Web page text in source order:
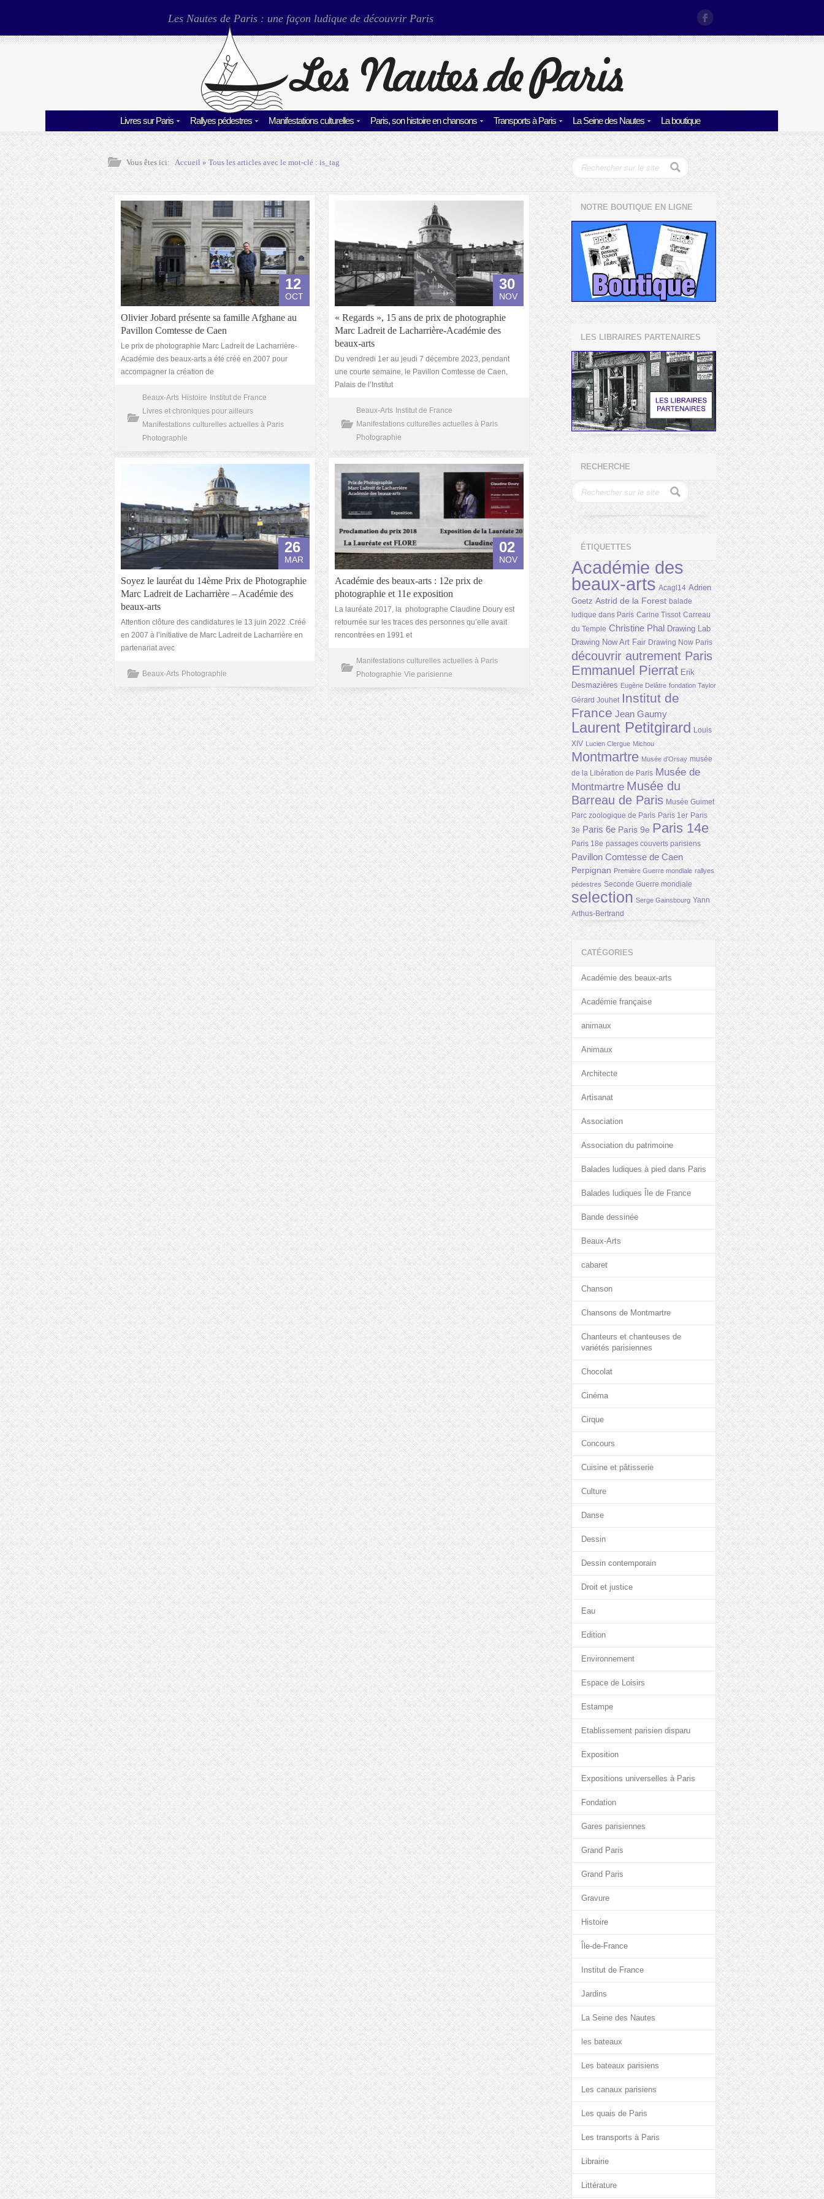
Les Nautes de Paris : une façon ludique de découvrir Paris
Livres sur Paris Rallyes pédestres Manifestations culturelles Paris, son histoire en chansons Transports à Paris La Seine des Nautes La boutique
Vous êtes ici: Accueil» Tous les articles avec le mot-clé :is_tag
12
OCT
Olivier Jobard présente sa famille Afghane au
Pavillon Comtesse de Caen
Le prix de photographie Marc Ladreit de Lacharrière-
Académie des beaux-arts a été créé en 2007 pour
accompagner la création de
Beaux-Arts Histoire
Institut de France
Livres et chroniques pour ailleurs
Manifestations culturelles actuelles à Paris
Photographie
30
NOV
« Regards », 15 ans de prix de photographie
Marc Ladreit de Lacharrière-Académie des
beaux-arts
Du vendredi 1er au jeudi 7 décembre 2023, pendant
une courte semaine, le Pavillon Comtesse de Caen,
Palais de l’Institut
Beaux-Arts Institut de France
Manifestations culturelles actuelles à Paris
Photographie
26
MAR
Soyez le lauréat du 14ème Prix de Photographie
Marc Ladreit de Lacharrière – Académie des
beaux-arts
Attention clôture des candidatures le 13 juin 2022 .Créé
en 2007 à l’initiative de Marc Ladreit de Lacharrière en
partenariat avec
Beaux-Arts Photographie
02
NOV
Académie des beaux-arts : 12e prix de
photographie et 11e exposition
La lauréate 2017, la photographe Claudine Doury est
retournée sur les traces des personnes qu’elle avait
rencontrées en 1991 et
Manifestations culturelles actuelles à Paris
Photographie Vie parisienne
NOTRE BOUTIQUE EN LIGNE
LES LIBRAIRES PARTENAIRES
RECHERCHE
ÉTIQUETTES
Académie des
beaux-arts Acagl14 Adrien
Goetz Astrid de la Forest balade
ludique dans Paris Carine Tissot Carreau
du Temple Christine Phal Drawing Lab
Drawing Now Art Fair Drawing Now Paris
découvrir autrement Paris
Emmanuel Pierrat Erik
Desmazières Eugène Delâtre fondation Taylor
Gérard Jouhet Institut de
France Jean Gaumy
Laurent Petitgirard Louis
XIV Lucien Clergue Michou
Montmartre Musée d'Orsay musée
de la Libération de Paris Musée de
Montmartre Musée du
Barreau de Paris Musée Guimet
Parc zoologique de Paris Paris 1er Paris
3e Paris 6e Paris 9e Paris 14e
Paris 18e passages couverts parisiens
Pavillon Comtesse de Caen
Perpignan Première Guerre mondiale rallyes
pédestres Seconde Guerre mondiale
selection Serge Gainsbourg Yann
Arthus-Bertrand
CATÉGORIES
Académie des beaux-arts
Académie française
animaux
Animaux
Architecte
Artisanat
Association
Association du patrimoine
Balades ludiques à pied dans Paris
Balades ludiques Île de France
Bande dessinée
Beaux-Arts
cabaret
Chanson
Chansons de Montmartre
Chanteurs et chanteuses de
variétés parisiennes
Chocolat
Cinéma
Cirque
Concours
Cuisine et pâtisserie
Culture
Danse
Dessin
Dessin contemporain
Droit et justice
Eau
Edition
Environnement
Espace de Loisirs
Estampe
Etablissement parisien disparu
Exposition
Expositions universelles à Paris
Fondation
Gares parisiennes
Grand Paris
Grand Paris
Gravure
Histoire
Île-de-France
Institut de France
Jardins
La Seine des Nautes
les bateaux
Les bateaux parisiens
Les canaux parisiens
Les quais de Paris
Les transports à Paris
Librairie
Littérature